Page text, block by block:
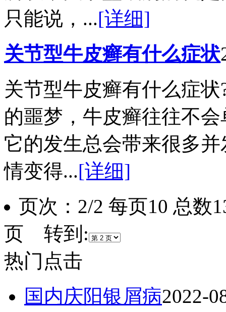
只能说，...[详细]
关节型牛皮癣有什么症状
关节型牛皮癣有什么症
的噩梦，牛皮癣往往不
它的发生总会带来很多
情变得...[详细]
页次：2/2 每页10 总
页 转到:
热门点击
国内庆阳银屑病2022-